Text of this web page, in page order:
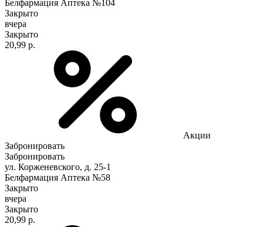
Белфармация Аптека №104
Закрыто
вчера
Закрыто
20,99 р.
Акции
Забронировать
Забронировать
ул. Корженевского, д. 25-1
Белфармация Аптека №58
Закрыто
вчера
Закрыто
20,99 р.